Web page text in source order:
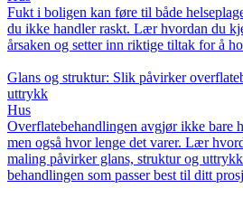
Fukt i boligen kan føre til både
du ikke handler raskt. Lær hvordan du
årsaken og setter inn riktige tiltak for å
Glans og struktur: Slik påvirker
uttrykk
Hus
Overflatebehandlingen avgjør ikke bare
men også hvor lenge det varer. Lær
maling påvirker glans, struktur og
behandlingen som passer best til ditt